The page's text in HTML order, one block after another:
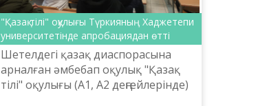
"Қазақ тілі" оқулығы Түркияның Хаджетепи
университетінде апробациядан өтті
Шетелдегі қазақ диаспорасына
арналған әмбебап оқулық "Қазақ
тілі" оқулығы (А1, А2 деңгейлерінде)